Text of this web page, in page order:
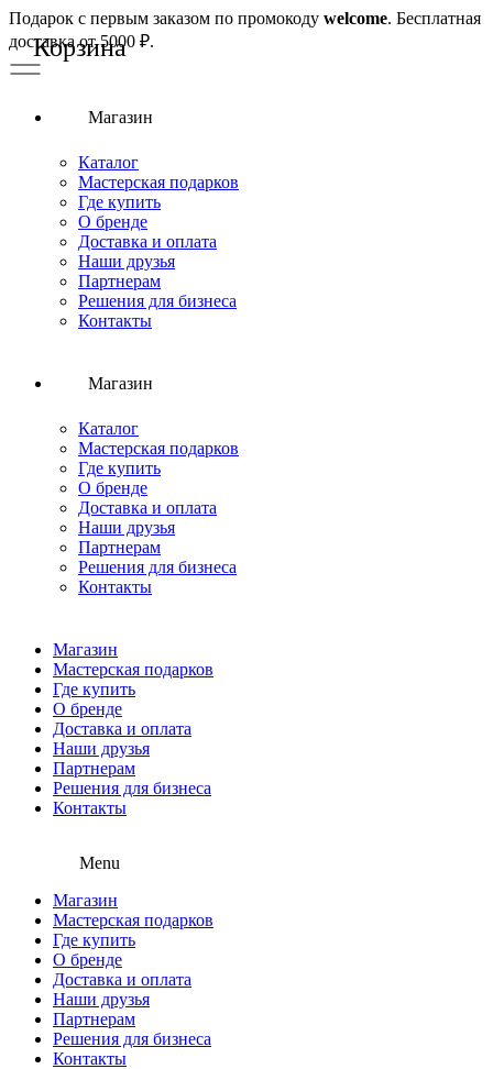
Подарок с первым заказом по промокоду welcome. Бесплатная
доставка от 5000 ₽.
Магазин
Каталог
Мастерская подарков
Где купить
О бренде
Доставка и оплата
Наши друзья
Партнерам
Решения для бизнеса
Контакты
Магазин
Каталог
Мастерская подарков
Где купить
О бренде
Доставка и оплата
Наши друзья
Партнерам
Решения для бизнеса
Контакты
Магазин
Мастерская подарков
Где купить
О бренде
Доставка и оплата
Наши друзья
Партнерам
Решения для бизнеса
Контакты
Menu
Магазин
Мастерская подарков
Где купить
О бренде
Доставка и оплата
Наши друзья
Партнерам
Решения для бизнеса
Контакты